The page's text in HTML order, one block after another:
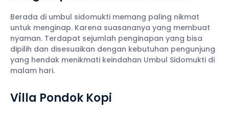
Berada di umbul sidomukti memang paling nikmat
untuk menginap. Karena suasananya yang membuat
nyaman. Terdapat sejumlah penginapan yang bisa
dipilih dan disesuaikan dengan kebutuhan pengunjung
yang hendak menikmati keindahan Umbul Sidomukti di
malam hari.
Villa Pondok Kopi